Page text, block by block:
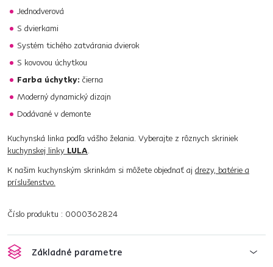
Jednodverová
S dvierkami
Systém tichého zatvárania dvierok
S kovovou úchytkou
Farba úchytky: čierna
Moderný dynamický dizajn
Dodávané v demonte
Kuchynská linka podľa vášho želania. Vyberajte z rôznych skriniek
kuchynskej linky LULA.
K našim kuchynským skrinkám si môžete objednať aj drezy, batérie a
príslušenstvo.
Číslo produktu : 0000362824
Základné parametre